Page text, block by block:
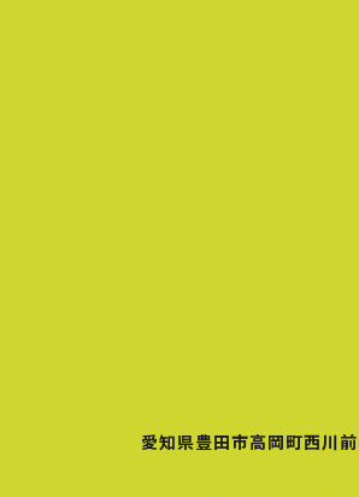
愛知県豊田市高岡町西川